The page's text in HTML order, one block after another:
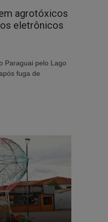
agrotóxicos
eletrônicos
Paraguai pelo Lago
fuga de